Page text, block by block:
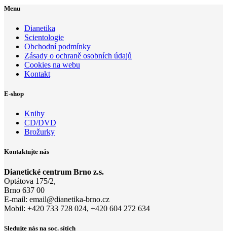
Menu
Dianetika
Scientologie
Obchodní podmínky
Zásady o ochraně osobních údajů
Cookies na webu
Kontakt
E-shop
Knihy
CD/DVD
Brožurky
Kontaktujte nás
Dianetické centrum Brno z.s.
Optátova 175/2,
Brno 637 00
E-mail: email@dianetika-brno.cz
Mobil: +420 733 728 024, +420 604 272 634
Sledujte nás na soc. sítích